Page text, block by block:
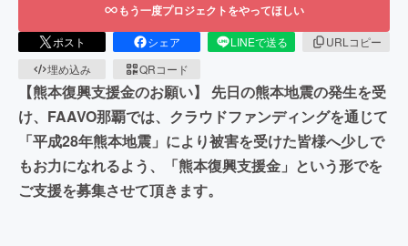
もう一度プロジェクトをやってほしい
ポスト シェア LINEで送る
URLコピー
埋め込み
QRコード
【熊本復興支援金のお願い】 先日の熊本地震の発生を受
け、FAAVO那覇では、クラウドファンディングを通じて
「平成28年熊本地震」により被害を受けた皆様へ少しで
もお力になれるよう、「熊本復興支援金」という形でを
ご支援を募集させて頂きます。